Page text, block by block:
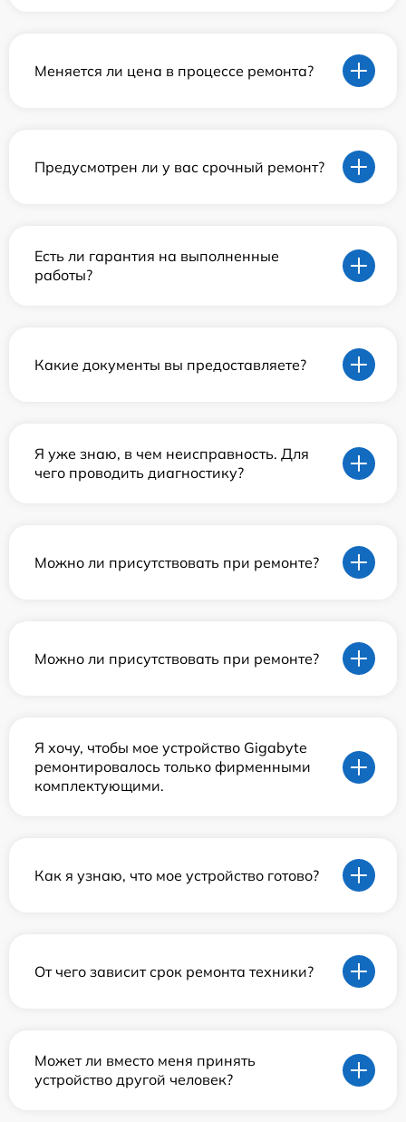
Меняется ли цена в процессе ремонта?
Предусмотрен ли у вас срочный ремонт?
Есть ли гарантия на выполненные
работы?
Какие документы вы предоставляете?
Я уже знаю, в чем неисправность. Для
чего проводить диагностику?
Можно ли присутствовать при ремонте?
Можно ли присутствовать при ремонте?
Я хочу, чтобы мое устройство Gigabyte
ремонтировалось только фирменными
комплектующими.
Как я узнаю, что мое устройство готово?
От чего зависит срок ремонта техники?
Может ли вместо меня принять
устройство другой человек?